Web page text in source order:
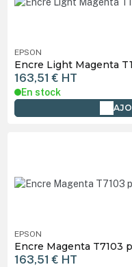
EPSON
Encre Light Magenta
163,51 € HT
En stock
EPSON
Encre Magenta T7103
163,51 € HT